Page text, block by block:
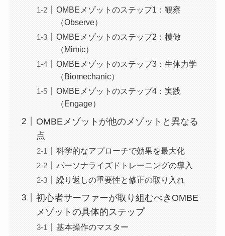
OMBEメゾットのステップ1：観察
（Observe）
OMBEメゾットのステップ2：模倣
（Mimic）
OMBEメゾットのステップ3：生体力学
（Biomechanic）
OMBEメゾットのステップ4：実践
（Engage）
OMBEメゾットが他のメゾットと異なる
点
科学的なアプローチで効果を最大化
パーソナライズドトレーニングの導入
繰り返しの重要性と修正の取り入れ
初心者サーファーが取り組むべきOMBE
メゾットの具体的ステップ
基本操作のマスター